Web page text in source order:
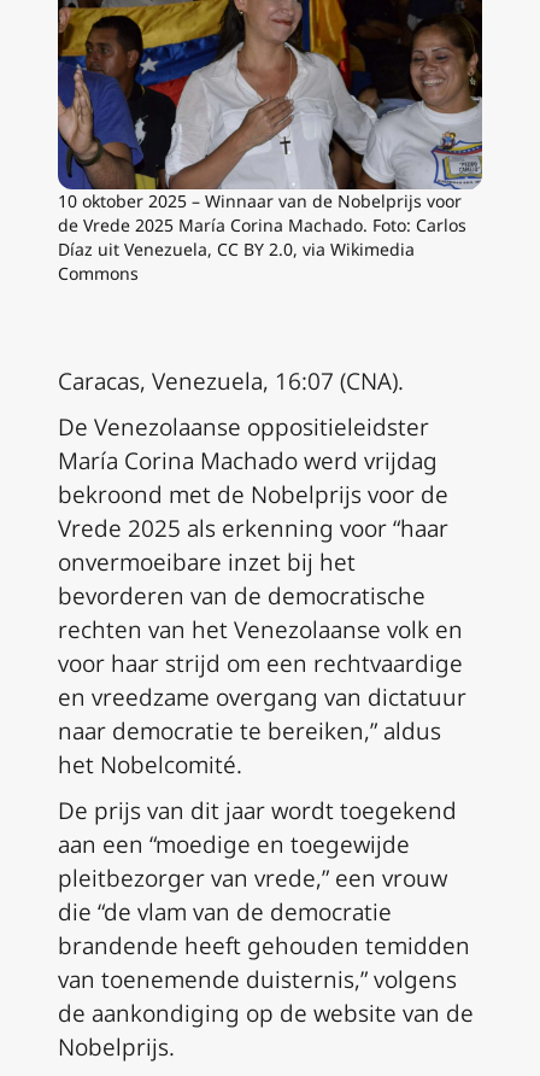
10 oktober 2025 – Winnaar van de Nobelprijs voor
de Vrede 2025 María Corina Machado. Foto: Carlos
Díaz uit Venezuela, CC BY 2.0, via Wikimedia
Commons
Caracas, Venezuela, 16:07 (CNA).
De Venezolaanse oppositieleidster
María Corina Machado werd vrijdag
bekroond met de Nobelprijs voor de
Vrede 2025 als erkenning voor “haar
onvermoeibare inzet bij het
bevorderen van de democratische
rechten van het Venezolaanse volk en
voor haar strijd om een rechtvaardige
en vreedzame overgang van dictatuur
naar democratie te bereiken,” aldus
het Nobelcomité.
De prijs van dit jaar wordt toegekend
aan een “moedige en toegewijde
pleitbezorger van vrede,” een vrouw
die “de vlam van de democratie
brandende heeft gehouden temidden
van toenemende duisternis,” volgens
de aankondiging op de website van de
Nobelprijs.